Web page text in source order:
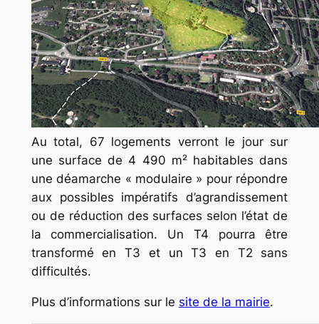
Au total, 67 logements verront le jour sur
une surface de 4 490 m² habitables dans
une déamarche « modulaire » pour répondre
aux possibles impératifs d’agrandissement
ou de réduction des surfaces selon l’état de
la commercialisation. Un T4 pourra être
transformé en T3 et un T3 en T2 sans
difficultés.
Plus d’informations sur le site de la mairie.